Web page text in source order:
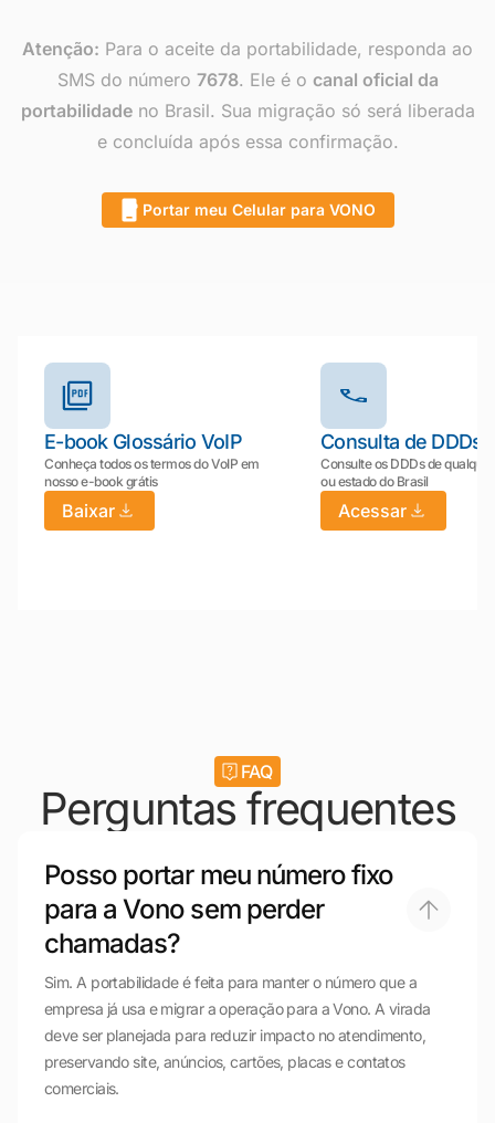
Atenção: Para o aceite da portabilidade, responda ao
SMS do número 7678. Ele é o canal oficial da
portabilidadeno Brasil. Sua migração só será liberada
e concluída após essa confirmação.
Portar meu Celular para VONO
E-book Glossário VoIP
Conheça todos os termos do VoIP em
nosso e-book grátis
Baixar
Consulta de DDDs
Consulte os DDDs de
ou estado do Brasil
Acessar
FAQ
Perguntas frequentes
Posso portar meu número fixo
para a Vono sem perder
chamadas?
Sim. A portabilidade é feita para manter o número que a
empresa já usa e migrar a operação para a Vono. A virada
deve ser planejada para reduzir impacto no atendimento,
preservando site, anúncios, cartões, placas e contatos
comerciais.